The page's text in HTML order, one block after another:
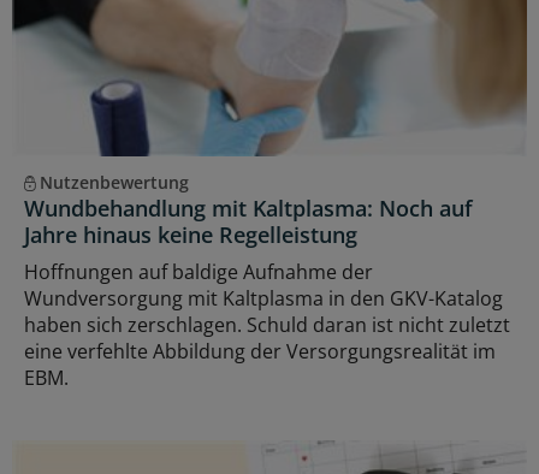
Nutzenbewertung
Wundbehandlung mit Kaltplasma: Noch auf
Jahre hinaus keine Regelleistung
Hoffnungen auf baldige Aufnahme der
Wundversorgung mit Kaltplasma in den GKV-Katalog
haben sich zerschlagen. Schuld daran ist nicht zuletzt
eine verfehlte Abbildung der Versorgungsrealität im
EBM.